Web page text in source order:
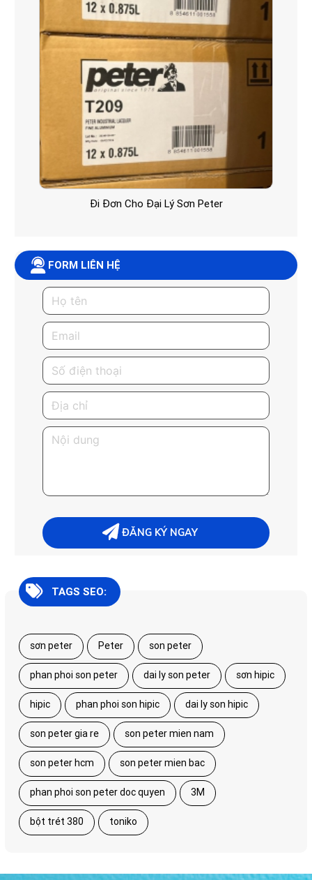
Đi Đơn Cho Đại Lý Sơn Peter
FORM LIÊN HỆ
TAGS SEO:
sơn peter Peter son peter
phan phoi son peter dai ly son peter sơn hipic
hipic phan phoi son hipic dai ly son hipic
son peter gia re son peter mien nam
son peter hcm son peter mien bac
phan phoi son peter doc quyen 3M
bột trét 380 toniko